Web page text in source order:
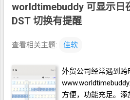
worldtimebuddy 可显示日
DST 切换有提醒
查看相关主题: 佳软
外贸公司经常遇到
方便，功能充足。